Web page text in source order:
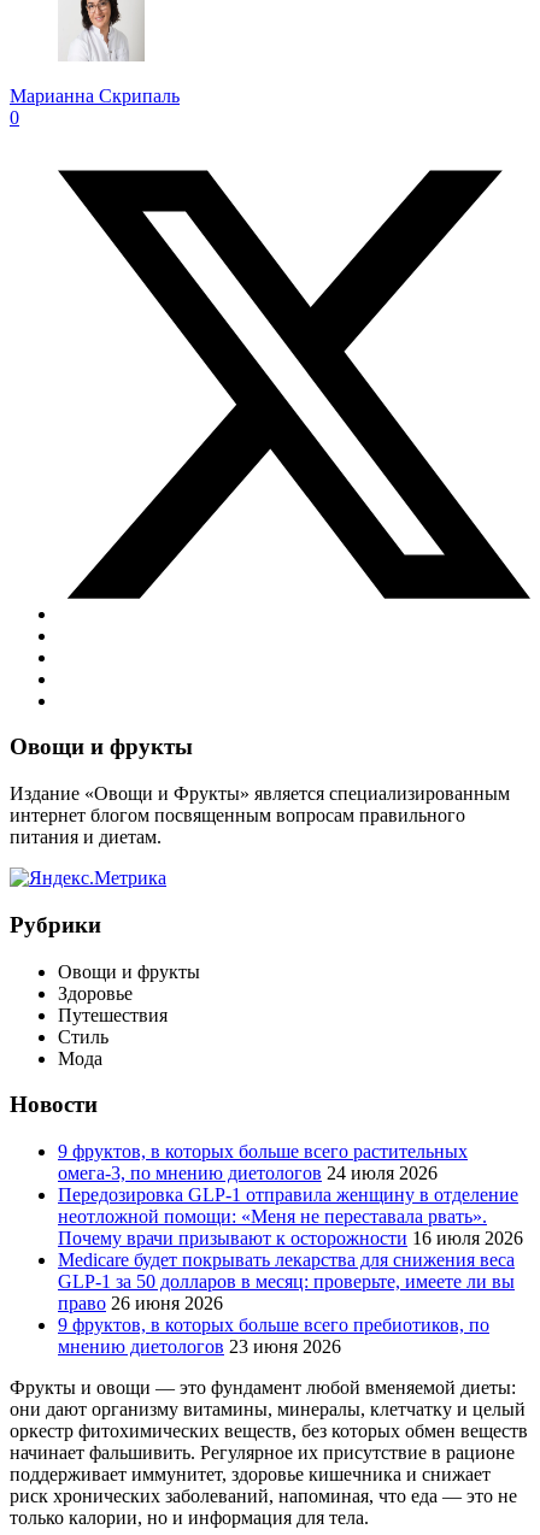
Марианна Скрипаль
0
Виджеты
Овощи и фрукты
Издание «Овощи и Фрукты» является специализированным
интернет блогом посвященным вопросам правильного
питания и диетам.
Рубрики
Овощи и фрукты
Здоровье
Путешествия
Стиль
Мода
Новости
9 фруктов, в которых больше всего растительных
омега-3, по мнению диетологов 24 июля 2026
Передозировка GLP-1 отправила женщину в отделение
неотложной помощи: «Меня не переставала рвать».
Почему врачи призывают к осторожности 16 июля 2026
Medicare будет покрывать лекарства для снижения веса
GLP-1 за 50 долларов в месяц: проверьте, имеете ли вы
право 26 июня 2026
9 фруктов, в которых больше всего пребиотиков, по
мнению диетологов 23 июня 2026
Фрукты и овощи — это фундамент любой вменяемой диеты:
они дают организму витамины, минералы, клетчатку и целый
оркестр фитохимических веществ, без которых обмен веществ
начинает фальшивить. Регулярное их присутствие в рационе
поддерживает иммунитет, здоровье кишечника и снижает
риск хронических заболеваний, напоминая, что еда — это не
только калории, но и информация для тела.